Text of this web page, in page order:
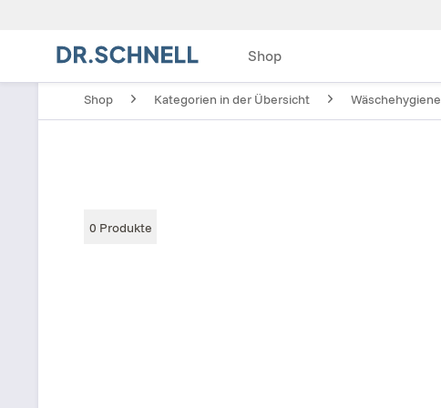
Shop
Shop Kategorien in der Übersicht Wäschehygiene
0 Produkte